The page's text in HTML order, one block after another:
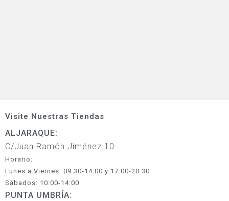
Visite Nuestras Tiendas
ALJARAQUE:
C/Juan Ramón Jiménez 10
Horario:
Lunes a Viernes: 09:30-14:00 y 17:00-20:30
Sábados: 10:00-14:00
PUNTA UMBRÍA: